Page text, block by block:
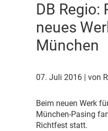
DB Regio:
neues
München
07. Juli 2016 | von
Beim neuen Werk
München-Pasing
Richtfest statt.